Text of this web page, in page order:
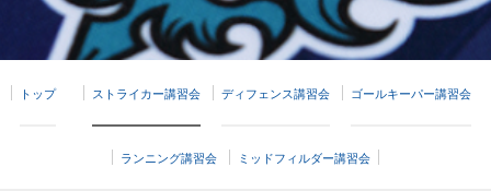
トップ ストライカー講習会 ディフェンス講習会 ゴールキーパー講習会
ランニング講習会 ミッドフィルダー講習会